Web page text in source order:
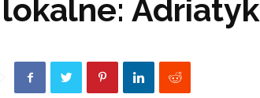
Adriatyk